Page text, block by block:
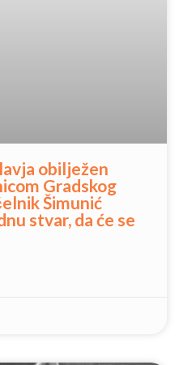
obilježen
Gradskog
Šimunić
stvar, da će se